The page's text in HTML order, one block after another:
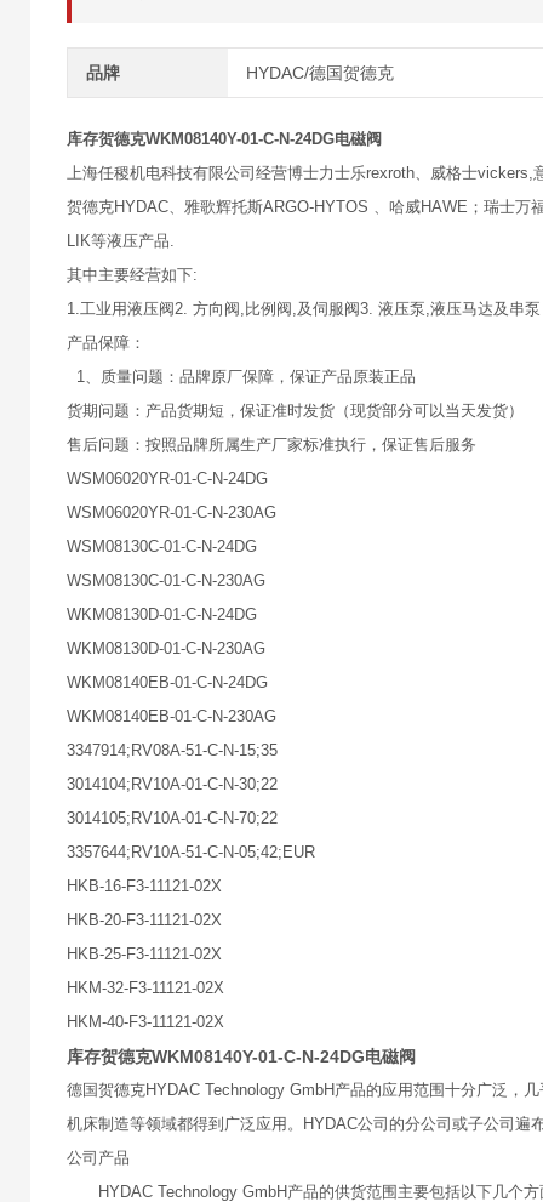
品牌 HYDAC/德国贺德克
库存贺德克WKM08140Y-01-C-N-24DG电磁阀
上海任稷机电科技有限公司经营博士力士乐rexroth、威格士
贺德克HYDAC、雅歌辉托斯ARGO-HYTOS 、哈威HAWE；瑞士
LIK等液压产品.
其中主要经营如下:
1.工业用液压阀2. 方向阀,比例阀,及伺服阀3. 液压泵,液压马达及串
产品保障：
1、质量问题：品牌原厂保障，保证产品原装正品
货期问题：产品货期短，保证准时发货（现货部分可以当天发货）
售后问题：按照品牌所属生产厂家标准执行，保证售后服务
WSM06020YR-01-C-N-24DG
WSM06020YR-01-C-N-230AG
WSM08130C-01-C-N-24DG
WSM08130C-01-C-N-230AG
WKM08130D-01-C-N-24DG
WKM08130D-01-C-N-230AG
WKM08140EB-01-C-N-24DG
WKM08140EB-01-C-N-230AG
3347914;RV08A-51-C-N-15;35
3014104;RV10A-01-C-N-30;22
3014105;RV10A-01-C-N-70;22
3357644;RV10A-51-C-N-05;42;EUR
HKB-16-F3-11121-02X
HKB-20-F3-11121-02X
HKB-25-F3-11121-02X
HKM-32-F3-11121-02X
HKM-40-F3-11121-02X
库存贺德克WKM08140Y-01-C-N-24DG电磁阀
德国贺德克HYDAC Technology GmbH产品的应用范围十分广泛，
机床制造等领域都得到广泛应用。HYDAC公司的分公司或子公司遍
公司产品
HYDAC Technology GmbH产品的供货范围主要包括以下几个